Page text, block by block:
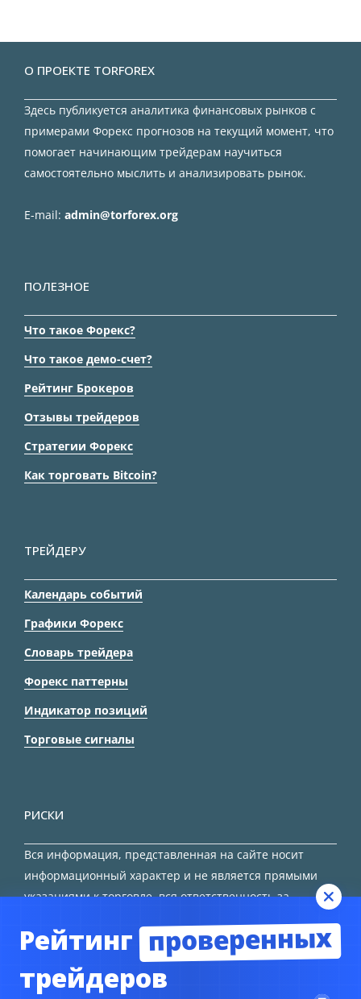
О ПРОЕКТЕ TORFOREX
Здесь публикуется аналитика финансовых рынков с
примерами Форекс прогнозов на текущий момент, что
помогает начинающим трейдерам научиться
самостоятельно мыслить и анализировать рынок.
E-mail: admin@torforex.org
ПОЛЕЗНОЕ
Что такое Форекс?
Что такое демо-счет?
Рейтинг Брокеров
Отзывы трейдеров
Стратегии Форекс
Как торговать Bitcoin?
ТРЕЙДЕРУ
Календарь событий
Графики Форекс
Словарь трейдера
Форекс паттерны
Индикатор позиций
Торговые сигналы
РИСКИ
Вся информация, представленная на сайте носит
информационный характер и не является прямыми
указаниями к торговле, вся ответственность за
Рейтинг проверенных
трейдеров